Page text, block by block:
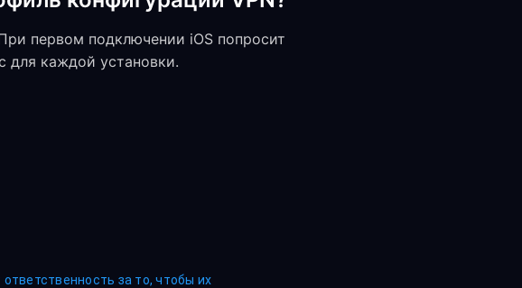
первом подключении iOS попросит
для каждой установки.
за то, чтобы их